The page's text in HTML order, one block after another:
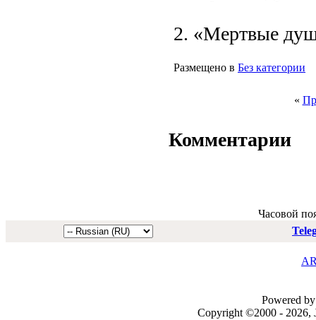
2. «Мертвые
Размещено в Без категории
«
Комментарии
Часовой
Powered
Copyright ©2000 - 2026,